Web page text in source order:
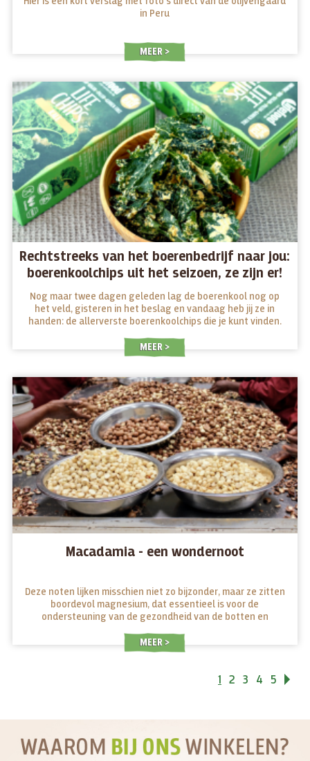
in Peru
MEER
Rechtstreeks van het boerenbedrijf naar jou:
boerenkoolchips uit het seizoen, ze zijn er!
Nog maar twee dagen geleden lag de boerenkool nog op
het veld, gisteren in het beslag en vandaag heb jij ze in
handen: de allerverste boerenkoolchips die je kunt vinden.
MEER
Macadamia - een wondernoot
Deze noten lijken misschien niet zo bijzonder, maar ze zitten
boordevol magnesium, dat essentieel is voor de
ondersteuning van de gezondheid van de botten en
ontstekingen...
MEER
1 2 3 4 5